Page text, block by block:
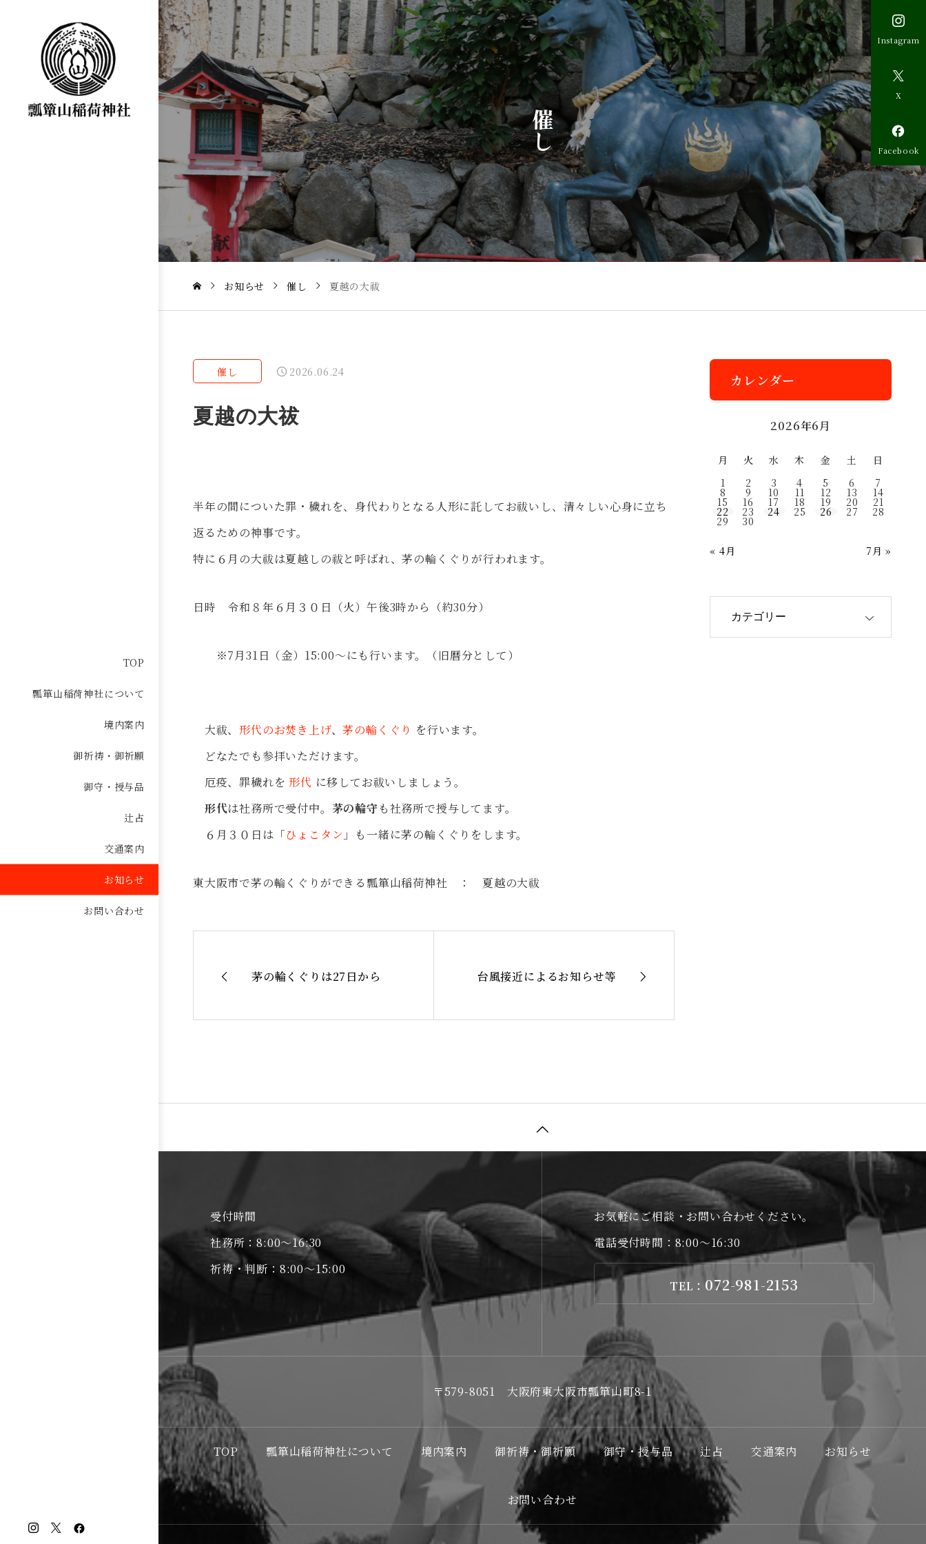
TOP
瓢箪山稲荷神社について
境内案内
御祈祷・御祈願
御守・授与品
辻占
交通案内
お知らせ
お問い合わせ

Instagram

X

Facebook
催
し
お知らせ 催し 夏越の大祓
催し 2026.06.24
夏越の大祓
半年の間についた罪・穢れを、身代わりとなる人形に託してお祓いし、清々しい心身に立ち
返るための神事です。
特に６月の大祓は夏越しの祓と呼ばれ、茅の輪くぐりが行われます。
日時 令和８年６月３０日（火）午後3時から（約30分）
※7月31日（金）15:00～にも行います。（旧暦分として）
大祓、 形代のお焚き上げ、茅の輪くぐり を行います。
どなたでも参拝いただけます。
厄疫、罪穢れを 形代 に移してお祓いしましょう。
形代は社務所で受付中。 茅の輪守も社務所で授与してます。
６月３０日は「ひょこタン 」も一緒に茅の輪くぐりをします。
東大阪市で茅の輪くぐりができる瓢箪山稲荷神社 ： 夏越の大祓
茅の輪くぐりは27日から 台風接近によるお知らせ等
カレンダー
2026年6月
月 火 水 木 金 土
日
1
2 3 4 5 6 7
8 9 10 11 12 13 14
15 16 17 18 19 20 21
22 23 24 25 26 27 28
29 30
« 4月 7月 »
受付時間
社務所：8:00～16:30
祈祷・判断：8:00～15:00
お気軽にご相談・お問い合わせください。
電話受付時間：8:00～16:30
TEL： 072-981-2153
〒579-8051 大阪府東大阪市瓢箪山町8-1
TOP 瓢箪山稲荷神社について 境内案内 御祈祷・御祈願 御守・授与品 辻占 交通案内 お知らせ
お問い合わせ